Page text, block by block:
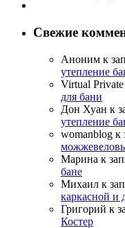
Свежие
Аноним к
утепление
Virtual Private
для бани
Дон Хуан к
утепление
womanblog к
Марина к
бане
Михаил к
каркасной и
Григорий к
Костер